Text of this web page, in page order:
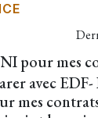
pour mes
avec EDF-
mes